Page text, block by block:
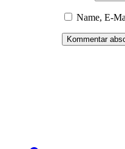
Name, E-